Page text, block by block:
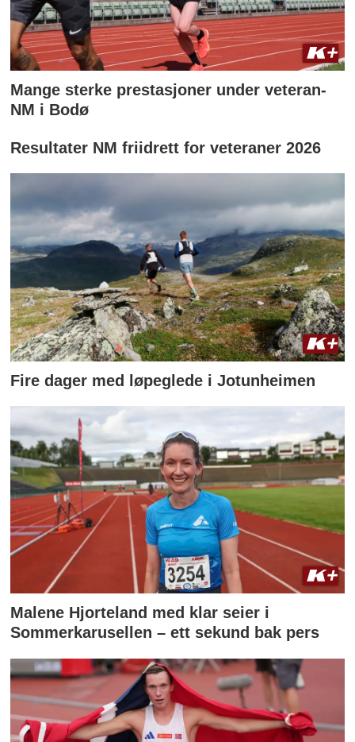
Mange sterke prestasjoner under veteran-
NM i Bodø
Resultater NM friidrett for veteraner 2026
Fire dager med løpeglede i Jotunheimen
Malene Hjorteland med klar seier i
Sommerkarusellen – ett sekund bak pers